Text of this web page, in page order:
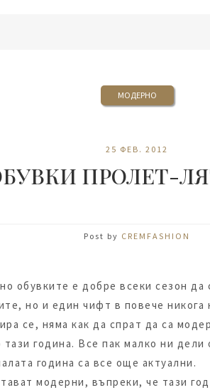
МОДЕРНО
25 ФЕВ. 2012
ПРОЛЕТ-
Post by CREMFASHION
обувките е добре всеки сезон
но и един чифт в повече
се, няма как да спрат да са
година. Все пак малко ни
година са все още актуални.
модерни, въпреки, че тази